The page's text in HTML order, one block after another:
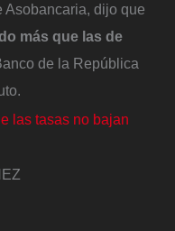
Asobancaria, dijo que
más que las de
de la República
las tasas no bajan